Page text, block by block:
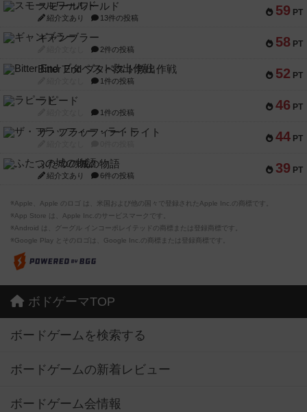
59 PT
スモールワールド
紹介文あり 13件の投稿
58 PT
ギャンブラー
2件の投稿
52 PT
Bitter End ブタペスト救出作戦
1件の投稿
46 PT
ラピード
1件の投稿
44 PT
ザ・フラッフィー・ライト
39 PT
ふたつの城の物語
紹介文あり 6件の投稿
※Apple、Apple のロゴ は、米国および他の国々で登録されたApple Inc.の商標です。
※App Store は、Apple Inc.のサービスマークです。
※Android は、グーグル インコーポレイテッドの商標または登録商標です。
※Google Play とそのロゴは、Google Inc.の商標または登録商標です。
ボドゲーマTOP
ボードゲームを検索する
ボードゲームの新着レビュー
ボードゲーム会情報